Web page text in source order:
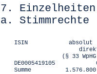
7. Einzelheiten
a. Stimmrechte
ISIN            absolut
(§ 33
DE0005419105
Summe